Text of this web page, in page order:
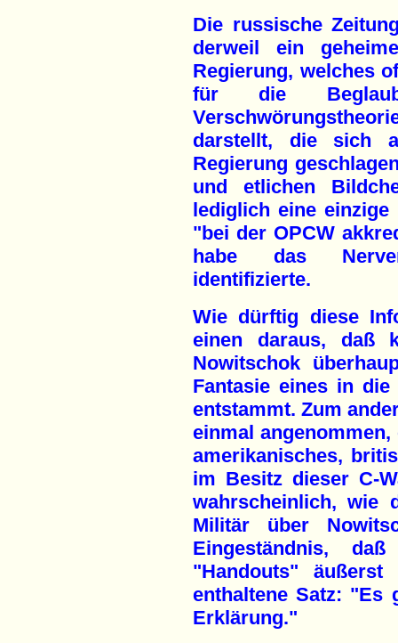
Die russische
derweil ein
Regierung, welches
für die
darstellt, die sich
Regierung
und etlichen
lediglich eine
"bei der OPCW
habe das
identifizierte.
Wie dürftig diese
einen daraus, daß
Nowitschok
Fantasie eines in die
entstammt. Zum
einmal
amerikanisches,
im Besitz dieser C-
wahrscheinlich, wie
Militär über
Eingeständnis,
"Handouts"
enthaltene Satz: "Es
Erklärung."